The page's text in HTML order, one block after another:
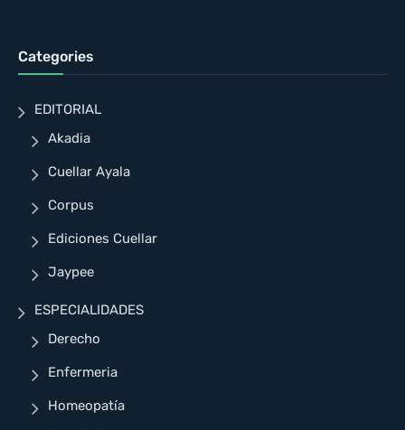
Categories
EDITORIAL
Akadia
Cuellar Ayala
Corpus
Ediciones Cuellar
Jaypee
ESPECIALIDADES
Derecho
Enfermeria
Homeopatía